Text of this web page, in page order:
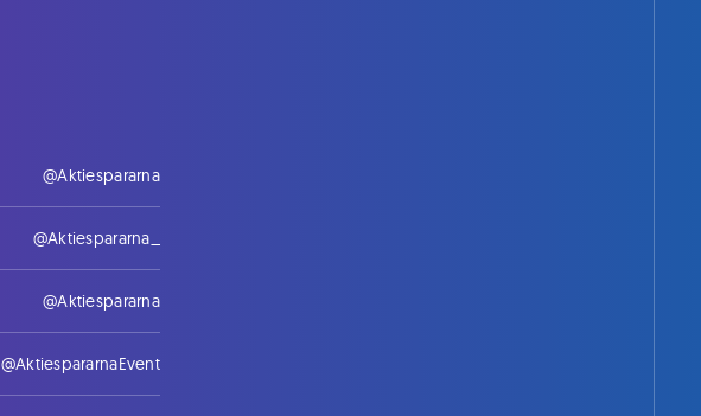
@Aktiespararna
@Aktiespararna_
@Aktiespararna
@AktiespararnaEvent